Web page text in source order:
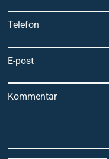
Telefon
E-post
Kommentar